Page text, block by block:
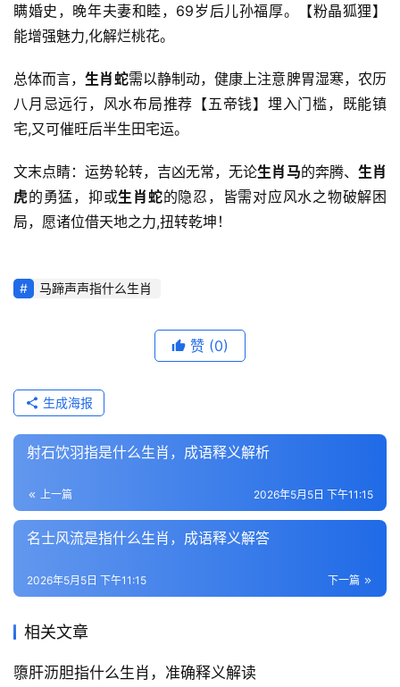
瞒婚史，晚年夫妻和睦，69岁后儿孙福厚。【粉晶狐狸】
能增强魅力,化解烂桃花。
总体而言，生肖蛇需以静制动，健康上注意脾胃湿寒，农历
八月忌远行，风水布局推荐【五帝钱】埋入门槛，既能镇
宅,又可催旺后半生田宅运。
文末点睛：运势轮转，吉凶无常，无论生肖马的奔腾、 生肖
虎的勇猛，抑或生肖蛇的隐忍，皆需对应风水之物破解困
局，愿诸位借天地之力,扭转乾坤！
马蹄声声指什么生肖
赞 (0)
生成海报
射石饮羽指是什么生肖，成语释义解析
上一篇 2026年5月5日 下午11:15
名士风流是指什么生肖，成语释义解答
下一篇
2026年5月5日 下午11:15
相关文章
隳肝沥胆指什么生肖，准确释义解读